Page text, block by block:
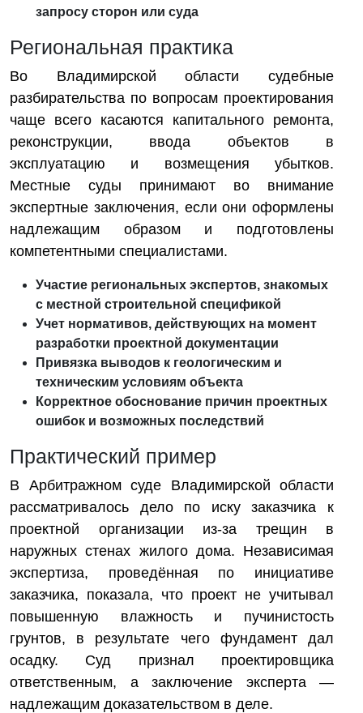
запросу сторон или суда
Региональная практика
Во Владимирской области судебные
разбирательства по вопросам проектирования
чаще всего касаются капитального ремонта,
реконструкции, ввода объектов в
эксплуатацию и возмещения убытков.
Местные суды принимают во внимание
экспертные заключения, если они оформлены
надлежащим образом и подготовлены
компетентными специалистами.
Участие региональных экспертов, знакомых
с местной строительной спецификой
Учет нормативов, действующих на момент
разработки проектной документации
Привязка выводов к геологическим и
техническим условиям объекта
Корректное обоснование причин проектных
ошибок и возможных последствий
Практический пример
В Арбитражном суде Владимирской области
рассматривалось дело по иску заказчика к
проектной организации из-за трещин в
наружных стенах жилого дома. Независимая
экспертиза, проведённая по инициативе
заказчика, показала, что проект не учитывал
повышенную влажность и пучинистость
грунтов, в результате чего фундамент дал
осадку. Суд признал проектировщика
ответственным, а заключение эксперта —
надлежащим доказательством в деле.